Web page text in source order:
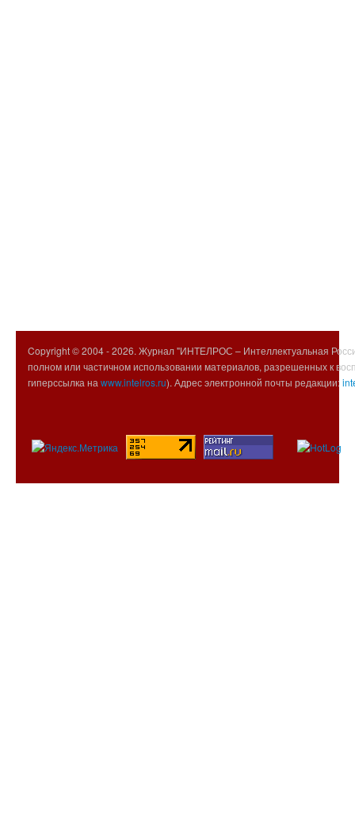
Copyright © 2004 -2026. Журнал "ИНТЕЛРОС – Интеллектуальная
полном или частичном использовании материалов, разрешенных к
гиперссылка на www.intelros.ru). Адрес электронной почты редакции: